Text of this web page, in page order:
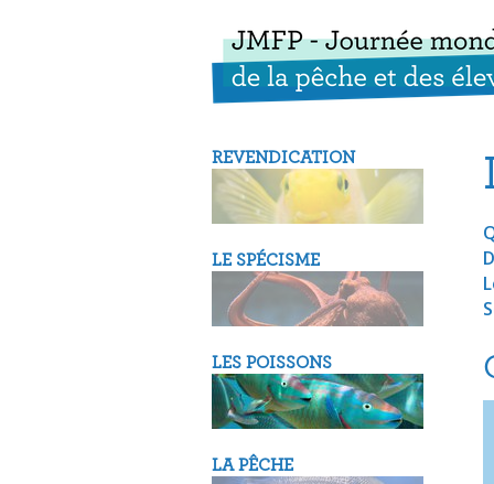
REVENDICATION
LE SPÉCISME
LES POISSONS
LA PÊCHE